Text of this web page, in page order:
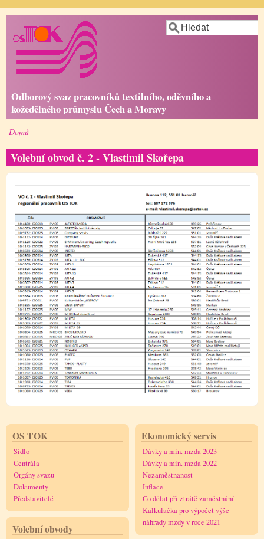
Přejít
hlavnímu
obsahu
Hledat
Odborový svaz pracovníků textilního, oděvního a
kožedělného průmyslu Čech a Moravy
navigace
Domů
Volební obvod č. 2 - Vlastimil Skořepa
OS TOK
Sídlo
Centrála
Orgány svazu
Dokumenty
Představitelé
Volební obvody
Ekonomický servis
Dávky a min. mzda 2023
Dávky a min. mzda 2022
Nezaměstnanost
Inflace
Co dělat při ztrátě zaměstnání
Kalkulačka pro výpočet výše
náhrady mzdy v roce 2021